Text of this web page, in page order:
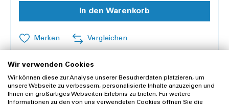
In den Warenkorb
Merken Vergleichen
Offerte anfragen
Wir verwenden Cookies
Wir können diese zur Analyse unserer Besucherdaten platzieren, um
unsere Webseite zu verbessern, personalisierte Inhalte anzuzeigen und
Ihnen ein großartiges Webseiten-Erlebnis zu bieten. Für weitere
Informationen zu den von uns verwendeten Cookies öffnen Sie die